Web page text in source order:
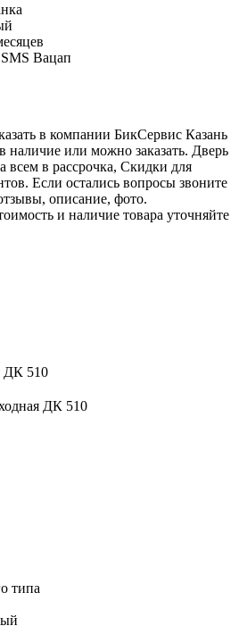
Вацап
в компании БикСервис Казань
наличие или можно заказать. Дверь
всем в рассрочка, Скидки для
Если остались вопросы звоните
описание, фото.
и наличие товара уточняйте
ДК 510
ДК 510
типа